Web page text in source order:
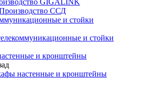
GIGALINK
ССД
и стойки
и стойки
и кронштейны
настенные и кронштейны